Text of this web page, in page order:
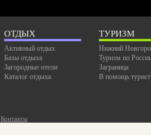
ОТДЫХ
Активный отдых
Базы отдыха
Загородные отели
Каталог отдыха
ТУРИЗМ
Нижний
Туризм по
Заграница
В помощь
Контакты